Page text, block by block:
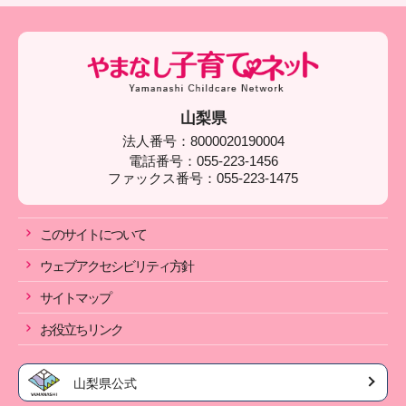
山梨県
法人番号：8000020190004
電話番号：055-223-1456
ファックス番号：055-223-1475
このサイトについて
ウェブアクセシビリティ方針
サイトマップ
お役立ちリンク
山梨県公式